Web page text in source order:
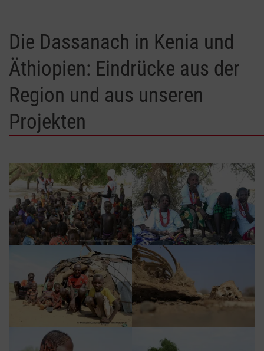
Die Dassanach in Kenia und
Äthiopien: Eindrücke aus der
Region und aus unseren
Projekten